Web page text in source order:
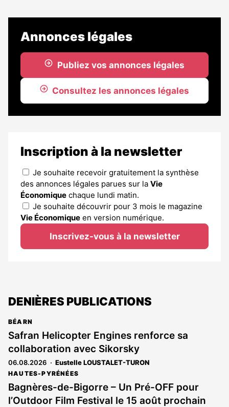
Annonces légales
Publiez vos annonces légales
Consultez les annonces légales
Inscription à la newsletter
Je souhaite recevoir gratuitement la synthèse
des annonces légales parues sur la Vie
Économique chaque lundi matin.
Je souhaite découvrir pour 3 mois le magazine
Vie Économique en version numérique.
Inscrivez-vous à la newsletter
DENIÈRES PUBLICATIONS
BÉARN
Safran Helicopter Engines renforce sa
collaboration avec Sikorsky
06.08.2026 Eustelle LOUSTALET-TURON
HAUTES-PYRÉNÉES
Bagnères-de-Bigorre – Un Pré-OFF pour
l’Outdoor Film Festival le 15 août prochain